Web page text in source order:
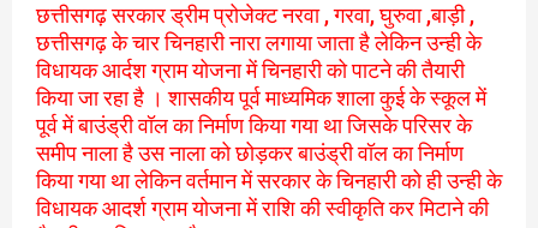
छत्तीसगढ़ सरकार ड्रीम प्रोजेक्ट नरवा , गरवा, घुरुवा ,बाड़ी ,
छत्तीसगढ़ के चार चिनहारी नारा लगाया जाता है लेकिन उन्ही के
विधायक आर्दश ग्राम योजना में चिनहारी को पाटने की तैयारी
किया जा रहा है । शासकीय पूर्व माध्यमिक शाला कुई के स्कूल में
पूर्व में बाउंड्री वॉल का निर्माण किया गया था जिसके परिसर के
समीप नाला है उस नाला को छोड़कर बाउंड्री वॉल का निर्माण
किया गया था लेकिन वर्तमान में सरकार के चिनहारी को ही उन्ही के
विधायक आदर्श ग्राम योजना में राशि की स्वीकृति कर मिटाने की